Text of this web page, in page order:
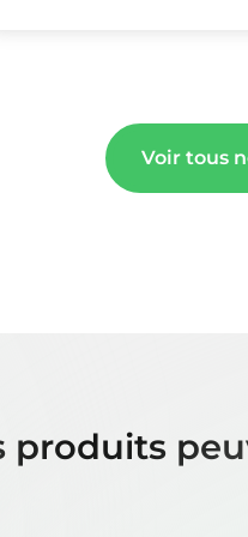
Voir tous
produits